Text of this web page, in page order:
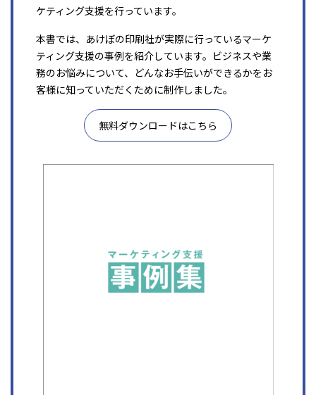
ケティング支援を行っています。
本書では、あけぼの印刷社が実際に行っているマーケ
ティング支援の事例を紹介しています。ビジネスや業
務のお悩みについて、どんなお手伝いができるかをお
客様に知っていただくために制作しました。
無料ダウンロードはこちら